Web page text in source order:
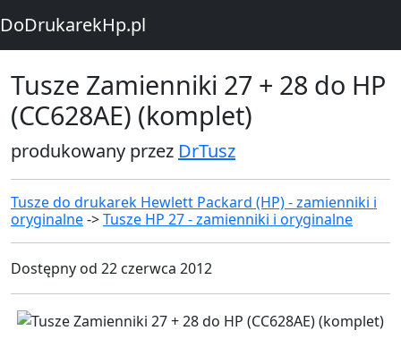
DoDrukarekHp.pl
Tusze Zamienniki 27 + 28 do HP
(CC628AE) (komplet)
produkowany przez DrTusz
Tusze do drukarek Hewlett Packard (HP) - zamienniki i
oryginalne->Tusze HP 27 - zamienniki i oryginalne
Dostępny od 22 czerwca 2012